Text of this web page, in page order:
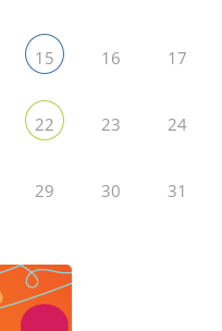
15 16 17
22 23 24
29 30 31